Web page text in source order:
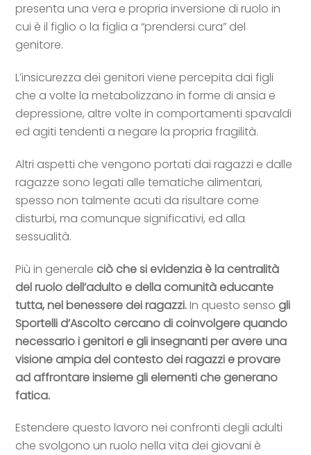
presenta una vera e propria inversione di ruolo in
cui è il figlio o la figlia a “prendersi cura” del
genitore.
L’insicurezza dei genitori viene percepita dai figli
che a volte la metabolizzano in forme di ansia e
depressione, altre volte in comportamenti spavaldi
ed agiti tendenti a negare la propria fragilità.
Altri aspetti che vengono portati dai ragazzi e dalle
ragazze sono legati alle tematiche alimentari,
spesso non talmente acuti da risultare come
disturbi, ma comunque significativi, ed alla
sessualità.
Più in generale ciò che si evidenzia è la centralità
del ruolo dell’adulto e della comunità educante
tutta, nel benessere dei ragazzi.In questo senso gli
Sportelli d’Ascolto cercano di coinvolgere quando
necessario i genitori e gli insegnanti per avere una
visione ampia del contesto dei ragazzi e provare
ad affrontare insieme gli elementi che generano
fatica.
Estendere questo lavoro nei confronti degli adulti
che svolgono un ruolo nella vita dei giovani è